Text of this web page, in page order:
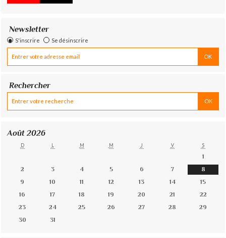
Newsletter
S'inscrire Se désinscrire
Rechercher
Août 2026
D L M M J V S
1
2
3 4 5 6 7
8
9
10 11 12 13 14
15
16
17 18 19 20 21
22
23
24 25 26 27 28
29
30
31